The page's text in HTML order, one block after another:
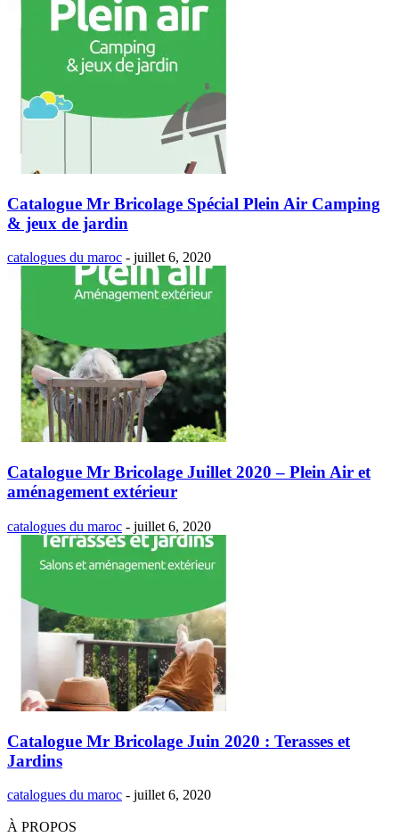
Catalogue Mr Bricolage Spécial Plein Air Camping
& jeux de jardin
catalogues du maroc - juillet 6, 2020
Catalogue Mr Bricolage Juillet 2020 – Plein Air et
aménagement extérieur
catalogues du maroc - juillet 6, 2020
Catalogue Mr Bricolage Juin 2020 : Terasses et
Jardins
catalogues du maroc - juillet 6, 2020
À PROPOS